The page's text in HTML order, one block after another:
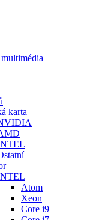
karta
Atom
Xeon
Core i9